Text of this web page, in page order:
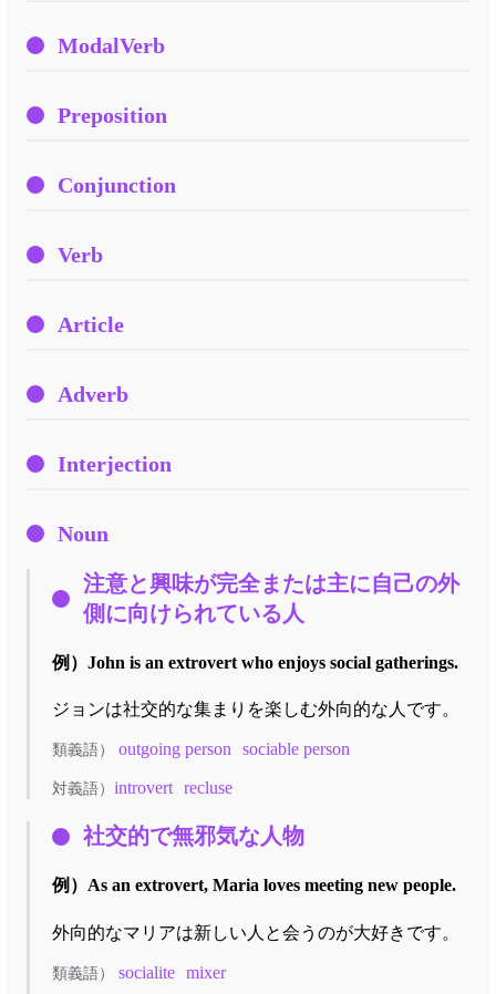
ModalVerb
Preposition
Conjunction
Verb
Article
Adverb
Interjection
Noun
注意と興味が完全または主に自己の外
側に向けられている人
例） John is an extrovert who enjoys social gatherings.
ジョンは社交的な集まりを楽しむ外向的な人です。
類義語） outgoing person sociable person
対義語） introvert recluse
社交的で無邪気な人物
例） As an extrovert, Maria loves meeting new people.
外向的なマリアは新しい人と会うのが大好きです。
類義語） socialite mixer